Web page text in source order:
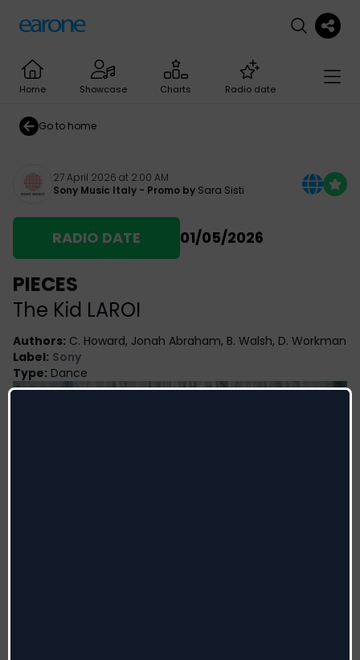
Home Showcase Charts Radio date
Go to home
27 April 2026 at 2:00 AM
Sony Music Italy - Promo by Sara Sisti
RADIO DATE 01/05/2026
PIECES
The Kid LAROI
Authors: C. Howard, Jonah Abraham, B. Walsh, D. Workman
Label: Sony
Type: Dance